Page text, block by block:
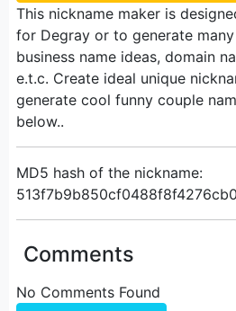
This nickname maker is
for Degray or to generate
business name ideas, domain
e.t.c. Create ideal unique
generate cool funny couple
below..
MD5 hash of the nickname:
Comments
No Comments Found